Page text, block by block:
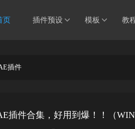
页 插件预设 模板 教
插件
插件合集，好用到爆！！（